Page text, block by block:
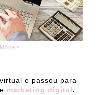
e passou para
marketing digital.